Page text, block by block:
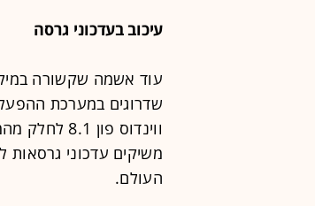
עיכוב בעדכוני גרסה
עוד אשמה שקשורה
שדרוגים במערכת
ווינדוס
משיקים עדכוני גרסאות
העולם.